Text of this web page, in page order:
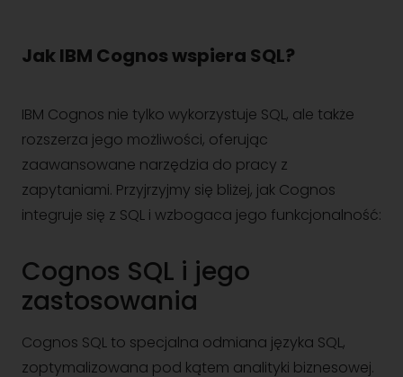
Jak IBM Cognos wspiera SQL?
IBM Cognos nie tylko wykorzystuje SQL, ale także
rozszerza jego możliwości, oferując
zaawansowane narzędzia do pracy z
zapytaniami. Przyjrzyjmy się bliżej, jak Cognos
integruje się z SQL i wzbogaca jego funkcjonalność:
Cognos SQL i jego
zastosowania
Cognos SQL to specjalna odmiana języka SQL,
zoptymalizowana pod kątem analityki biznesowej.